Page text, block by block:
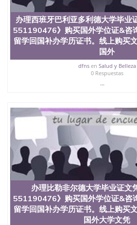
士做文凭/购买澳洲大学毕业证成绩
理得克萨斯农工大学康莫斯分校学
551190476美国学历真实认证&咨
留学回国补办学历证书。线上购买
假国外大学文凭、肆业证、毕业公
结业证、录取通知书、Offer、在读
办理西班牙巴利亚多利德大学毕
551190476》购买国外学位证&咨
留学回国补办学历证书。线上购买
国外
dfnsen Salud y Belleza
0 Respuestas
...
办理比勒非尔德大学毕业证
551190476》购买国外学位证&咨
留学回国补办学历证书。线上购买
国外大学文凭